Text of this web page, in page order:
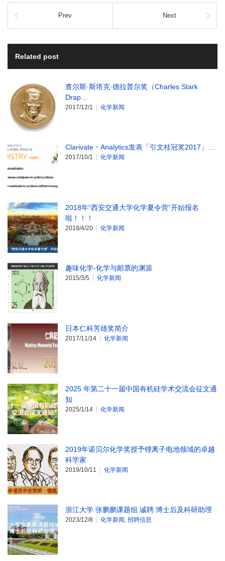
Prev Next
Related post
查尔斯·斯塔克·德拉普尔奖（Charles Stark
Drap…
2017/12/1 化学新闻
Clarivate・Analytics发表「引文桂冠奖2017」…
2017/10/1 化学新闻
2018年“西安交通大学化学夏令营”开始报名
啦！！！
2018/4/20 化学新闻
趣味化学-化学与邮票的渊源
2015/3/5 化学新闻
日本仁科芳雄奖简介
2017/11/14 化学新闻
2025 年第二十一届中国有机硅学术交流会征文通
知
2025/1/14 化学新闻
2019年诺贝尔化学奖授予锂离子电池领域的卓越
科学家
2019/10/11 化学新闻
浙江大学 张鹏鹏课题组 诚聘 博士后及科研助理
2023/12/8 化学新闻, 招聘信息